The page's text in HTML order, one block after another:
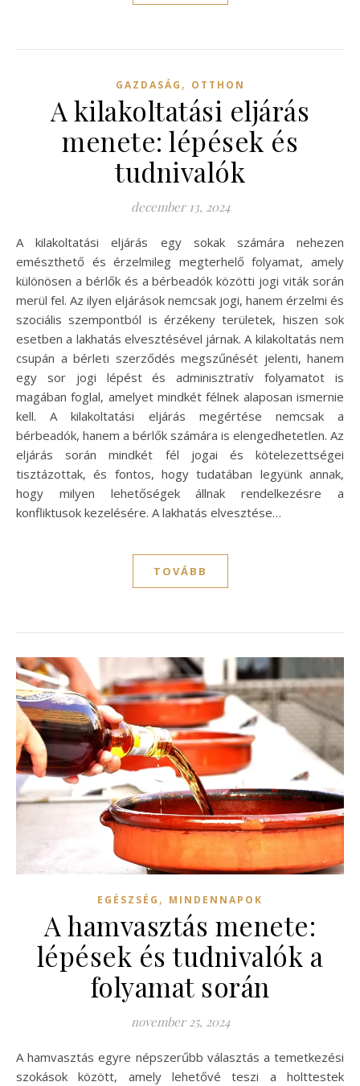
GAZDASÁG , OTTHON
A kilakoltatási eljárás
menete: lépések és
tudnivalók
december 13, 2024
A kilakoltatási eljárás egy sokak számára nehezen
emészthető és érzelmileg megterhelő folyamat, amely
különösen a bérlők és a bérbeadók közötti jogi viták során
merül fel. Az ilyen eljárások nemcsak jogi, hanem érzelmi és
szociális szempontból is érzékeny területek, hiszen sok
esetben a lakhatás elvesztésével járnak. A kilakoltatás nem
csupán a bérleti szerződés megszűnését jelenti, hanem
egy sor jogi lépést és adminisztratív folyamatot is
magában foglal, amelyet mindkét félnek alaposan ismernie
kell. A kilakoltatási eljárás megértése nemcsak a
bérbeadók, hanem a bérlők számára is elengedhetetlen. Az
eljárás során mindkét fél jogai és kötelezettségei
tisztázottak, és fontos, hogy tudatában legyünk annak,
hogy milyen lehetőségek állnak rendelkezésre a
konfliktusok kezelésére. A lakhatás elvesztése…
TOVÁBB
EGÉSZSÉG , MINDENNAPOK
A hamvasztás menete:
lépések és tudnivalók a
folyamat során
november 25, 2024
A hamvasztás egyre népszerűbb választás a temetkezési
szokások között, amely lehetővé teszi a holttestek